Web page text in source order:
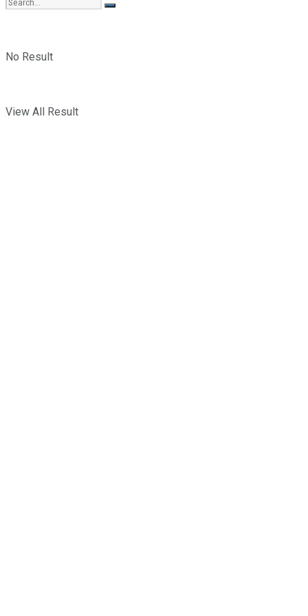
No Result
View All Result